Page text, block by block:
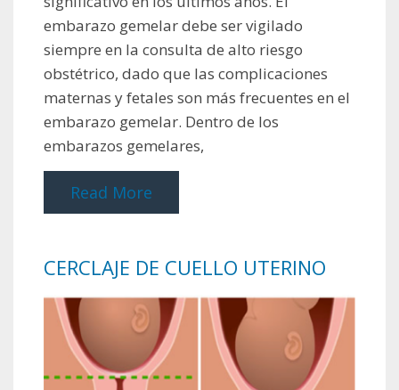
embarazo gemelar debe ser vigilado
siempre en la consulta de alto riesgo
obstétrico, dado que las complicaciones
maternas y fetales son más frecuentes en el
embarazo gemelar. Dentro de los
embarazos gemelares,
Read More
CERCLAJE DE CUELLO UTERINO